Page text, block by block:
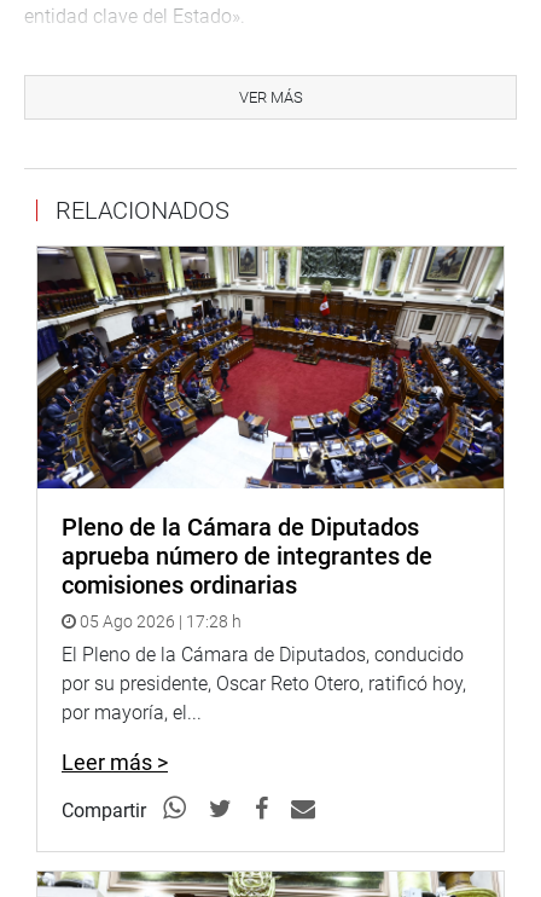
entidad clave del Estado».
VER MÁS
RELACIONADOS
Pleno de la Cámara de Diputados
aprueba número de integrantes de
comisiones ordinarias
05 Ago 2026 | 17:28 h
El Pleno de la Cámara de Diputados, conducido
por su presidente, Oscar Reto Otero, ratificó hoy,
por mayoría, el...
Leer más >
Compartir